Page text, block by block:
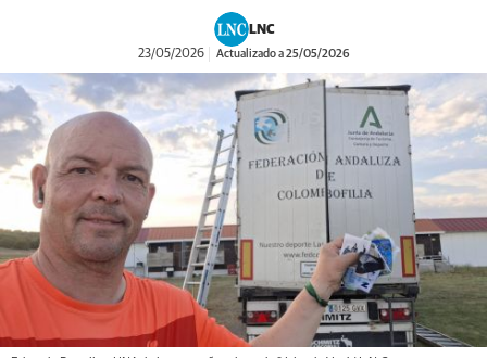
LNC
23/05/2026 Actualizado a 25/05/2026